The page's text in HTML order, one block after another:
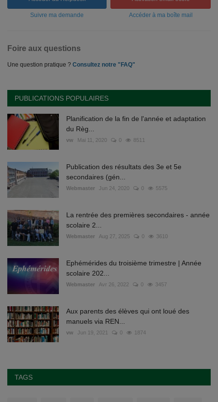
Suivre ma demande Accéder à ma boîte mail
Foire aux questions
Une question pratique ? Consultez notre "FAQ"
PUBLICATIONS POPULAIRES
Planification de la fin de l'année et adaptation
du Règ...
vw Mai 11, 2020 0 8511
Publication des résultats des 3e et 5e
secondaires (gén...
Webmaster Jun 24, 2020 0 5575
La rentrée des premières secondaires - année
scolaire 2...
Webmaster Aug 27, 2025 0 3610
Ephémérides du troisième trimestre | Année
scolaire 202...
Webmaster Avr 26, 2022 0 3457
Aux parents des élèves qui ont loué des
manuels via REN...
vw Jun 19, 2021 0 1874
TAGS